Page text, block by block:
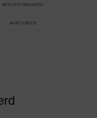
ENTERTAINMENT
VROUWEN